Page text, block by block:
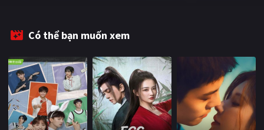
Có thể bạn muốn xem